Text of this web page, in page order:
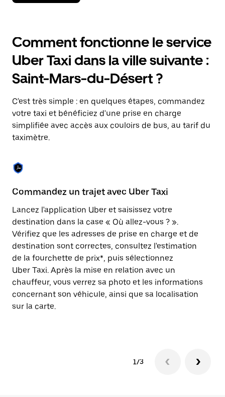
la
bas
pour
ouvrir
le
calendrier
et
une
date.
Appuyez
sur
la
pour
fermer
calendrier.
Comment fonctionne le service
Uber Taxi dans la ville suivante :
Saint-Mars-du-Désert ?
C'est très simple : en quelques étapes, commandez
votre taxi et bénéficiez d'une prise en charge
simplifiée avec accès aux couloirs de bus, au tarif du
taximètre.
Commandez un trajet avec Uber Taxi
Lancez l'application Uber et saisissez votre
destination dans la case « Où allez-vous ? ».
Vérifiez que les adresses de prise en charge et de
destination sont correctes, consultez l'estimation
de la fourchette de prix*, puis sélectionnez
Uber Taxi. Après la mise en relation avec un
chauffeur, vous verrez sa photo et les informations
concernant son véhicule, ainsi que sa localisation
sur la carte.
1/3